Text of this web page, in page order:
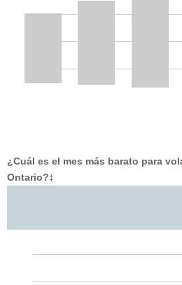
¿Cuál es el mes más barato para
Ontario?‡